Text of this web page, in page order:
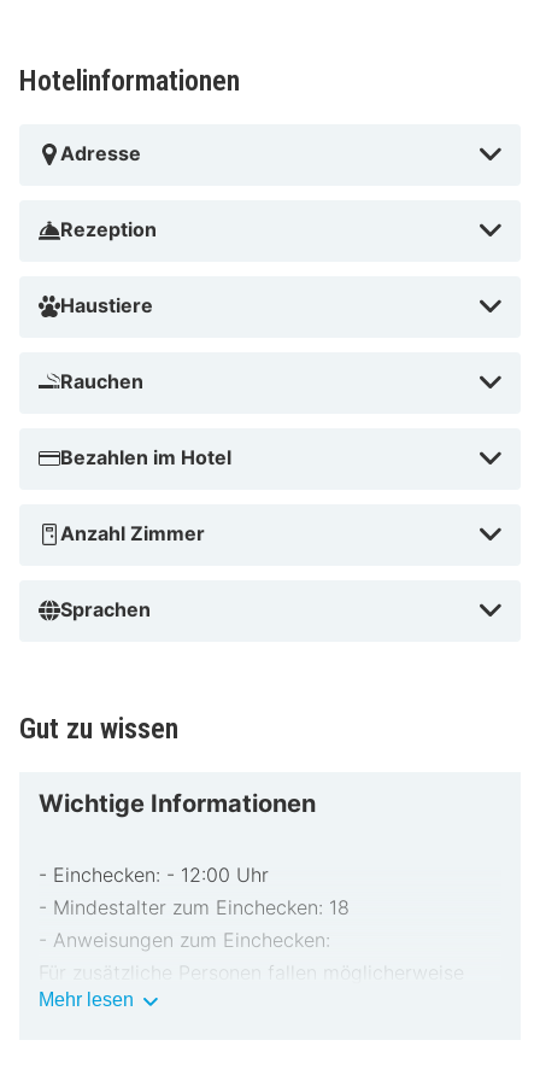
Hotelinformationen
Adresse
Rezeption
Haustiere
Rauchen
Bezahlen im Hotel
Anzahl Zimmer
Sprachen
Gut zu wissen
Wichtige Informationen
- Einchecken: - 12:00 Uhr
- Mindestalter zum Einchecken: 18
- Anweisungen zum Einchecken:
Für zusätzliche Personen fallen möglicherweise
Gebühren an, die abhängig von den Bestimmungen
Mehr lesen Wichtige